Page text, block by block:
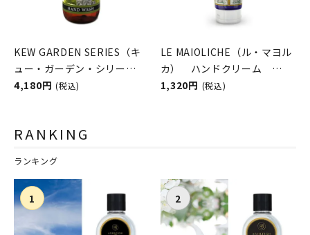
KEW GARDEN SERIES（キ
ュー・ガーデン・シリー
ズ） ラグジュアリーハンド
ー&ポメロ） THE
（ザ イングリッシュソープカ
ンパニー）
4,180円 (税込)
LE MAIOLICHE（ル・マヨル
カ） ハンドクリーム
Sicilian Lemon（シチリア
1,320円 (税込)
RANKING
ランキング